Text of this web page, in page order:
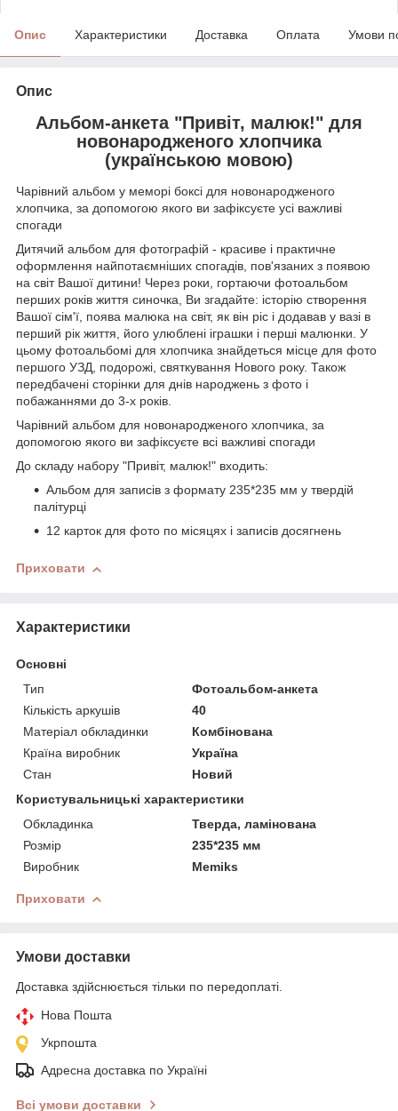
Опис Характеристики Доставка Оплата Умови
Опис
Альбом-анкета "Привіт, малюк!" для
новонародженого хлопчика
(українською мовою)
Чарівний альбом у меморі боксі для новонародженого
хлопчика, за допомогою якого ви зафіксуєте усі важливі
спогади
Дитячий альбом для фотографій - красиве і практичне
оформлення найпотаємніших спогадів, пов'язаних з появою
на світ Вашої дитини! Через роки, гортаючи фотоальбом
перших років життя синочка, Ви згадайте: історію створення
Вашої сім'ї, поява малюка на світ, як він ріс і додавав у вазі в
перший рік життя, його улюблені іграшки і перші малюнки. У
цьому фотоальбомі для хлопчика знайдеться місце для фото
першого УЗД, подорожі, святкування Нового року. Також
передбачені сторінки для днів народжень з фото і
побажаннями до 3-х років.
Чарівний альбом для новонародженого хлопчика, за
допомогою якого ви зафіксуєте всі важливі спогади
До складу набору "Привіт, малюк!" входить:
Альбом для записів з формату 235*235 мм у твердій
палітурці
12 карток для фото по місяцях і записів досягнень
Приховати
Характеристики
Основні
Тип
Фотоальбом-анкета
Кількість аркушів
40
Матеріал обкладинки
Комбінована
Країна виробник
Україна
Стан
Новий
Користувальницькі характеристики
Обкладинка
Тверда, ламінована
Розмір
235*235 мм
Виробник
Memiks
Приховати
Умови доставки
Доставка здійснюється тільки по передоплаті.
Нова Пошта
Укрпошта
Адресна доставка по Україні
Всі умови доставки